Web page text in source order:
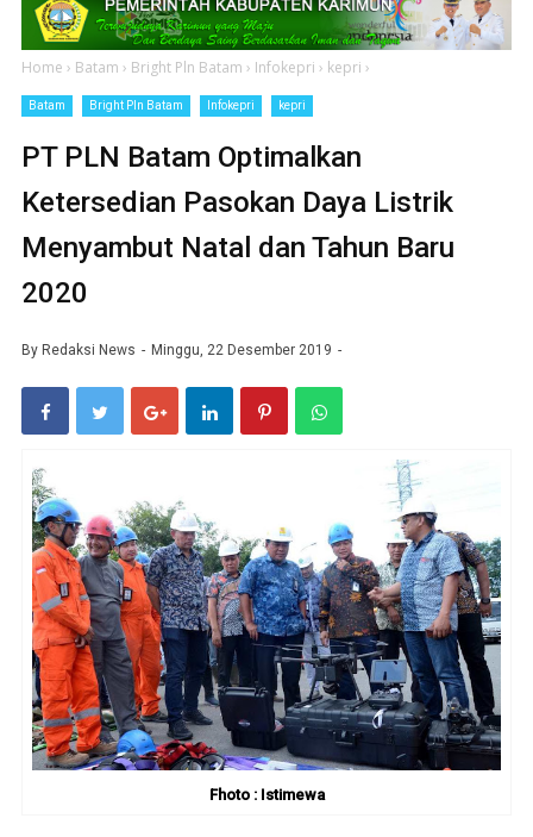
Home › Batam › Bright Pln Batam › Infokepri › kepri ›
Batam Bright Pln Batam Infokepri kepri
PT PLN Batam Optimalkan
Ketersedian Pasokan Daya Listrik
Menyambut Natal dan Tahun Baru
2020
By Redaksi News Minggu, 22 Desember 2019
Fhoto : Istimewa